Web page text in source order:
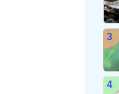
3
4